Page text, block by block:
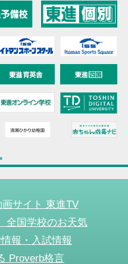
サイト 東進TV
全国学校のお天気
報・入試情報
Proverb格言